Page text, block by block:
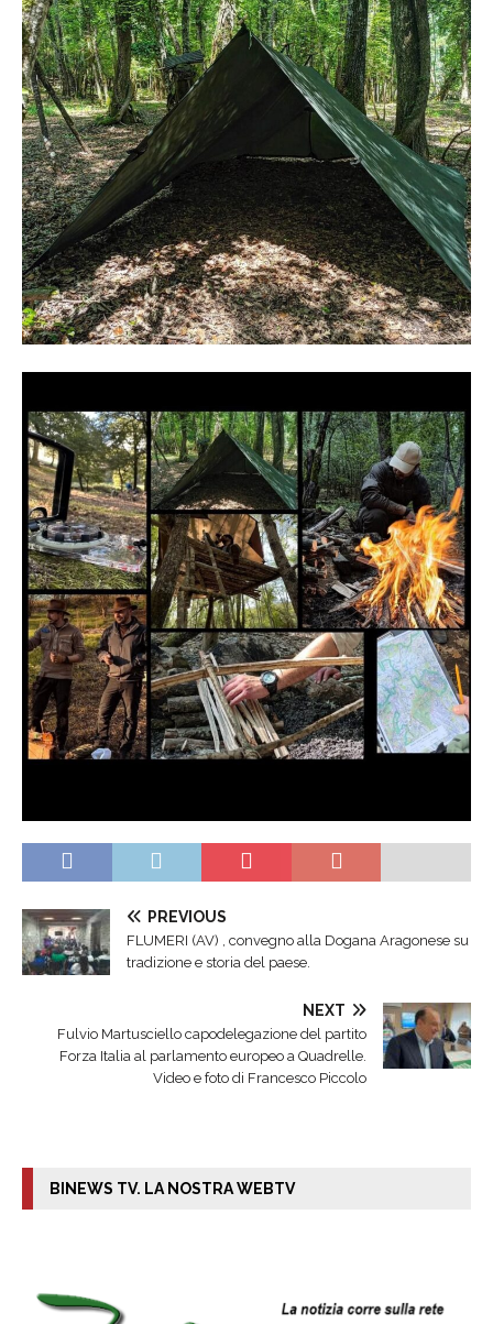
PREVIOUS
FLUMERI (AV) , convegno alla Dogana Aragonese su
tradizione e storia del paese.
NEXT
Fulvio Martusciello capodelegazione del partito
Forza Italia al parlamento europeo a Quadrelle.
Video e foto di Francesco Piccolo
BINEWS TV. LA NOSTRA WEBTV